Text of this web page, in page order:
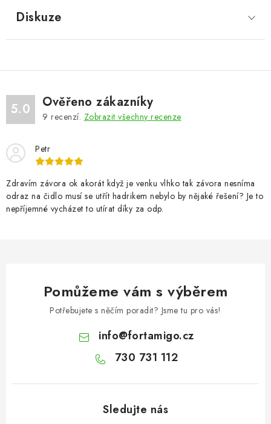
Diskuze
5.0 Ověřeno zákazníky
9 recenzí. Zobrazit všechny recenze
Petr
Zdravím závora ok akorát když je venku vlhko tak závora nesníma
odraz na čidlo musí se utřít hadrikem nebylo by nějaké řešení? Je to
nepříjemné vycházet to utírat díky za odp.
Pomůžeme vám s výběrem
Potřebujete s něčím poradit? Jsme tu pro vás!
info@fortamigo.cz
730 731 112